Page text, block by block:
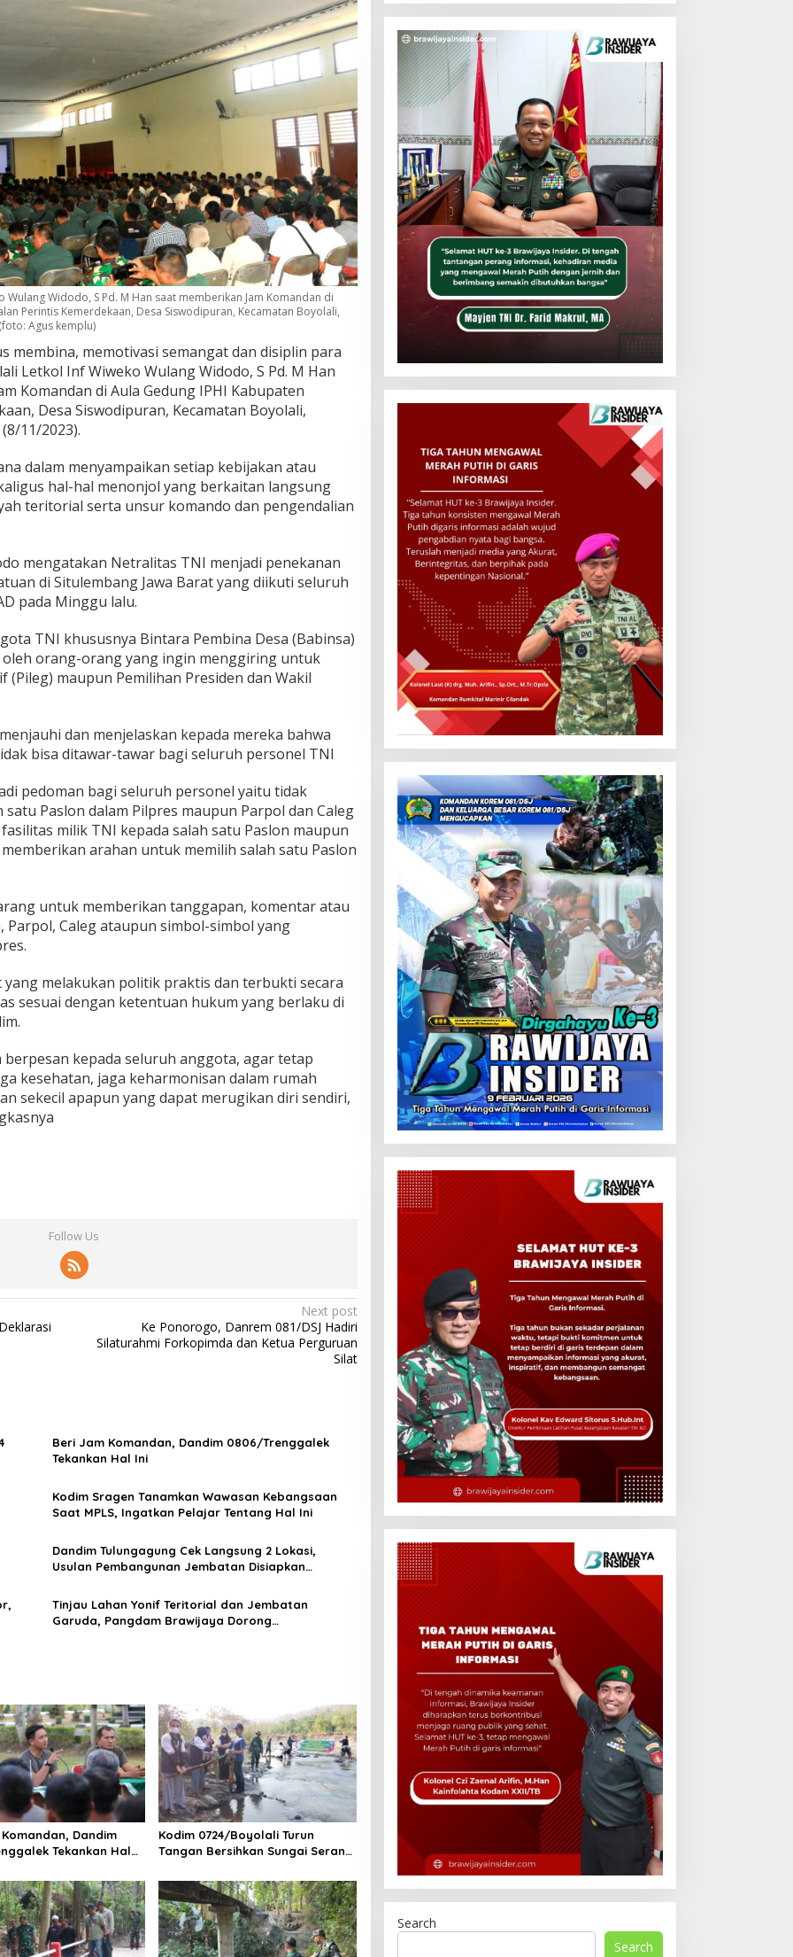
Widodo, S Pd. M Han saat memberikan Jam Komandan di
Perintis Kemerdekaan, Desa Siswodipuran, Kecamatan Boyolali,
Agus kemplu)
membina, memotivasi semangat dan disiplin para
Letkol Inf Wiweko Wulang Widodo, S Pd. M Han
Komandan di Aula Gedung IPHI Kabupaten
Desa Siswodipuran, Kecamatan Boyolali,
11/2023).
dalam menyampaikan setiap kebijakan atau
hal-hal menonjol yang berkaitan langsung
teritorial serta unsur komando dan pengendalian
mengatakan Netralitas TNI menjadi penekanan
di Situlembang Jawa Barat yang diikuti seluruh
pada Minggu lalu.
TNI khususnya Bintara Pembina Desa (Babinsa)
orang-orang yang ingin menggiring untuk
(Pileg) maupun Pemilihan Presiden dan Wakil
dan menjelaskan kepada mereka bahwa
bisa ditawar-tawar bagi seluruh personel TNI
pedoman bagi seluruh personel yaitu tidak
Paslon dalam Pilpres maupun Parpol dan Caleg
milik TNI kepada salah satu Paslon maupun
arahan untuk memilih salah satu Paslon
untuk memberikan tanggapan, komentar atau
Parpol, Caleg ataupun simbol-simbol yang
yang melakukan politik praktis dan terbukti secara
sesuai dengan ketentuan hukum yang berlaku di
kepada seluruh anggota, agar tetap
kesehatan, jaga keharmonisan dalam rumah
sekecil apapun yang dapat merugikan diri sendiri,
Follow Us
Next post
Ke Ponorogo, Danrem 081/DSJ Hadiri
Silaturahmi Forkopimda dan Ketua Perguruan
Silat
Beri Jam Komandan, Dandim 0806/Trenggalek
Tekankan Hal Ini
Kodim Sragen Tanamkan Wawasan Kebangsaan
Saat MPLS, Ingatkan Pelajar Tentang Hal Ini
Dandim Tulungagung Cek Langsung 2 Lokasi,
Usulan Pembangunan Jembatan Disiapkan
Tinjau Lahan Yonif Teritorial dan Jembatan
Garuda, Pangdam Brawijaya Dorong
Dandim
Tekankan Hal
Kodim 0724/Boyolali Turun
Tangan Bersihkan Sungai Serang,
Search
Search